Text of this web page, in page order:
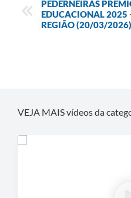
PEDERNEIRAS
EDUCACIONAL 2025
REGIÃO (20/03/2026)
VEJA MAIS vídeos da